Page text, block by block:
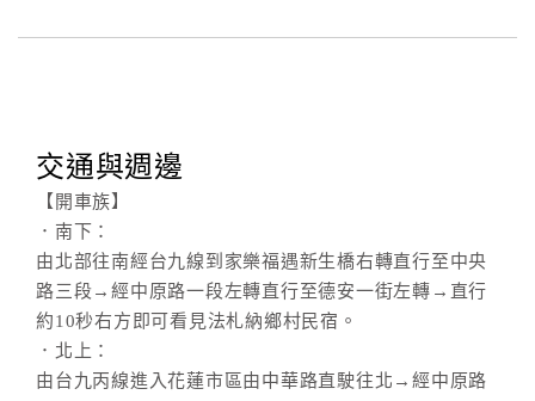
訂
請
款
據
交通與週邊
【開車族】
．南下：
由北部往南經台九線到家樂福遇新生橋右轉直行至中央
路三段→經中原路一段左轉直行至德安一街左轉→直行
約10秒右方即可看見法札納鄉村民宿。
．北上：
由台九丙線進入花蓮市區由中華路直駛往北→經中原路